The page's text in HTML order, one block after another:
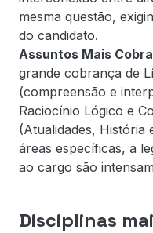
mesma questão,
do candidato.
Assuntos Mais
grande cobrança de
(compreensão e
Raciocínio Lógico e
(Atualidades, História
áreas específicas, a
ao cargo são
Disciplinas